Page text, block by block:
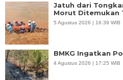
Jatuh dari
Morut Ditemukan
5 Agustus 2026 | 16:39 WIB
BMKG Ingatkan
4 Agustus 2026 | 17:25 WIB